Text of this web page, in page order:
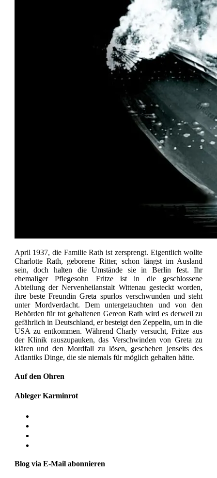
April 1937, die Familie Rath ist zersprengt. Eigentlich wollte
Charlotte Rath, geborene Ritter, schon längst im Ausland
sein, doch halten die Umstände sie in Berlin fest. Ihr
ehemaliger Pflegesohn Fritze ist in die geschlossene
Abteilung der Nervenheilanstalt Wittenau gesteckt worden,
ihre beste Freundin Greta spurlos verschwunden und steht
unter Mordverdacht. Dem untergetauchten und von den
Behörden für tot gehaltenen Gereon Rath wird es derweil zu
gefährlich in Deutschland, er besteigt den Zeppelin, um in die
USA zu entkommen. Während Charly versucht, Fritze aus
der Klinik rauszupauken, das Verschwinden von Greta zu
klären und den Mordfall zu lösen, geschehen jenseits des
Atlantiks Dinge, die sie niemals für möglich gehalten hätte.
Auf den Ohren
Ableger Karminrot
Blog via E-Mail abonnieren